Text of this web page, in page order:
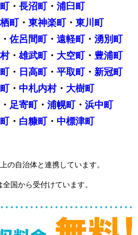
・ 長沼町・ 浦臼町
町・ 東神楽町・ 東川町
・ 佐呂間町・ 遠軽町・ 湧別町
・雄武町・ 大空町・ 豊浦町
・ 日高町・ 平取町・ 新冠町
・ 中札内村・ 大樹町
・ 足寄町・ 浦幌町・ 浜中町
・ 白糠町・ 中標津町
の自治体と連携しています。
国から受付けています。